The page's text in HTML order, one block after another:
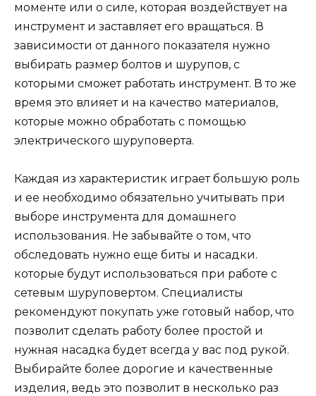
моменте или о силе, которая воздействует на
инструмент и заставляет его вращаться. В
зависимости от данного показателя нужно
выбирать размер болтов и шурупов, с
которыми сможет работать инструмент. В то же
время это влияет и на качество материалов,
которые можно обработать с помощью
электрического шуруповерта.
Каждая из характеристик играет большую роль
и ее необходимо обязательно учитывать при
выборе инструмента для домашнего
использования. Не забывайте о том, что
обследовать нужно еще биты и насадки.
которые будут использоваться при работе с
сетевым шуруповертом. Специалисты
рекомендуют покупать уже готовый набор, что
позволит сделать работу более простой и
нужная насадка будет всегда у вас под рукой.
Выбирайте более дорогие и качественные
изделия, ведь это позволит в несколько раз